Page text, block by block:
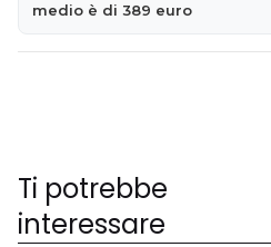
medio è di 389 euro
Ti potrebbe
interessare